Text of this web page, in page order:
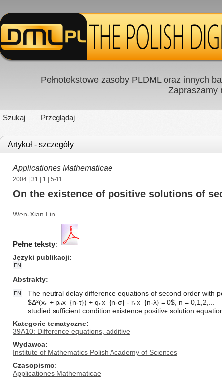
Pełnotekstowe zasoby PLDML oraz innych
Zapraszamy
Szukaj Przeglądaj
Artykuł - szczegóły
Applicationes Mathematicae
2004 31 1 | 5-11
On the existence of positive solutions of
Wen-Xian Lin
Pełne teksty:
Języki publikacji
EN
Abstrakty
EN
The neutral delay difference equations of second order with
$Δ²(xₙ + pₙx_{n-τ}) + qₙx_{n-σ} - rₙx_{n-λ} = 0$, n = 0,1,2,...
studied sufficient condition existence positive solution
Kategorie tematyczne
39A10: Difference equations, additive
Wydawca
Institute of Mathematics Polish Academy of Sciences
Czasopismo
Applicationes Mathematicae